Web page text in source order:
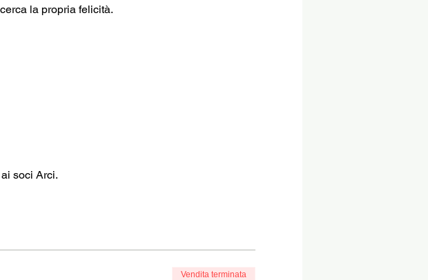
la propria felicità.
soci Arci.
Vendita terminata